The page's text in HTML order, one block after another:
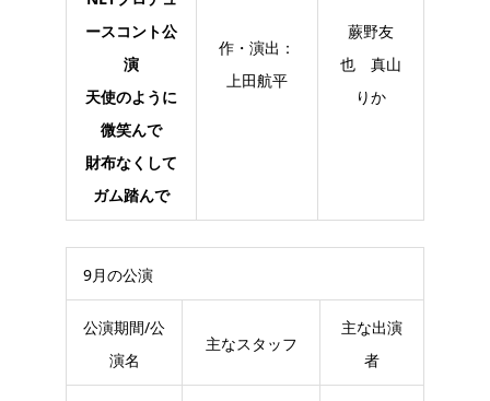
ースコント公
演
天使のように
微笑んで
財布なくして
ガム踏んで
作・演出：
上田航平
蕨野友
也 真山
りか
9月の公演
公演期間/公
演名
主なスタッフ
主な出演
者